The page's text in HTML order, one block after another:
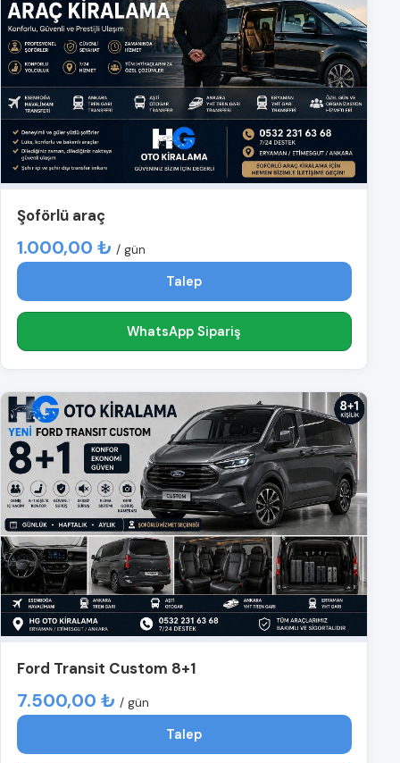
Şoförlü araç
1.000,00 ₺ / gün
Talep
WhatsApp Sipariş
Ford Transit Custom 8+1
7.500,00 ₺ / gün
Talep